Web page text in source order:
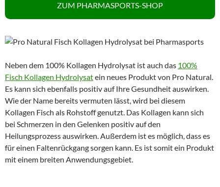
ZUM PHARMASPORTS-SHOP
Neben dem 100% Kollagen Hydrolysat ist auch das 100%
Fisch Kollagen Hydrolysatein neues Produkt von Pro Natural.
Es kann sich ebenfalls positiv auf Ihre Gesundheit auswirken.
Wie der Name bereits vermuten lässt, wird bei diesem
Kollagen Fisch als Rohstoff genutzt. Das Kollagen kann sich
bei Schmerzen in den Gelenken positiv auf den
Heilungsprozess auswirken. Außerdem ist es möglich, dass es
für einen Faltenrückgang sorgen kann. Es ist somit ein Produkt
mit einem breiten Anwendungsgebiet.